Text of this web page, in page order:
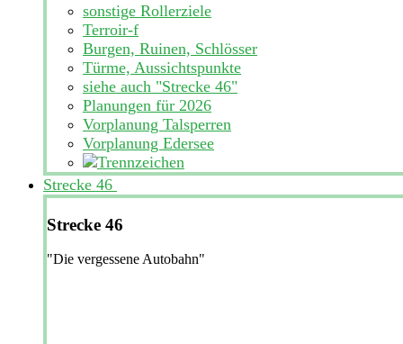
sonstige Rollerziele
Terroir-f
Burgen, Ruinen, Schlösser
Türme, Aussichtspunkte
siehe auch "Strecke 46"
Planungen für 2026
Vorplanung Talsperren
Vorplanung Edersee
Strecke 46
Strecke 46
"Die vergessene Autobahn"